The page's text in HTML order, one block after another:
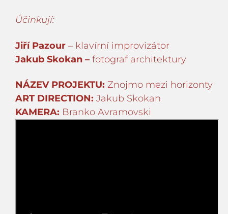
Účinkují:
Jiří Pazour – klavírní improvizátor
Jakub Skokan – fotograf architektury
NÁZEV PROJEKTU: Znojmo mezi horizonty
ART DIRECTION: Jakub Skokan
KAMERA: Branko Avramovski